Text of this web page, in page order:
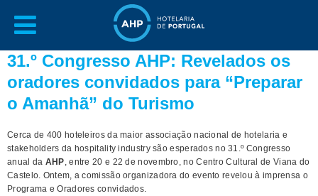
31.º Congresso AHP: Revelados os
oradores convidados para “Preparar
o Amanhã” do Turismo
Cerca de 400 hoteleiros da maior associação nacional de hotelaria e
stakeholders da hospitality industry são esperados no 31.º Congresso
anual da AHP, entre 20 e 22 de novembro, no Centro Cultural de Viana do
Castelo. Ontem, a comissão organizadora do evento revelou à imprensa o
Programa e Oradores convidados.